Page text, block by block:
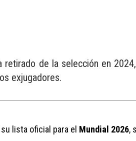
retirado de la selección en
exjugadores.
lista oficial para el Mundial 2026,